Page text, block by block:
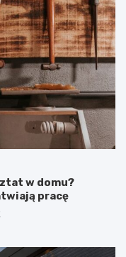
w domu?
pracę